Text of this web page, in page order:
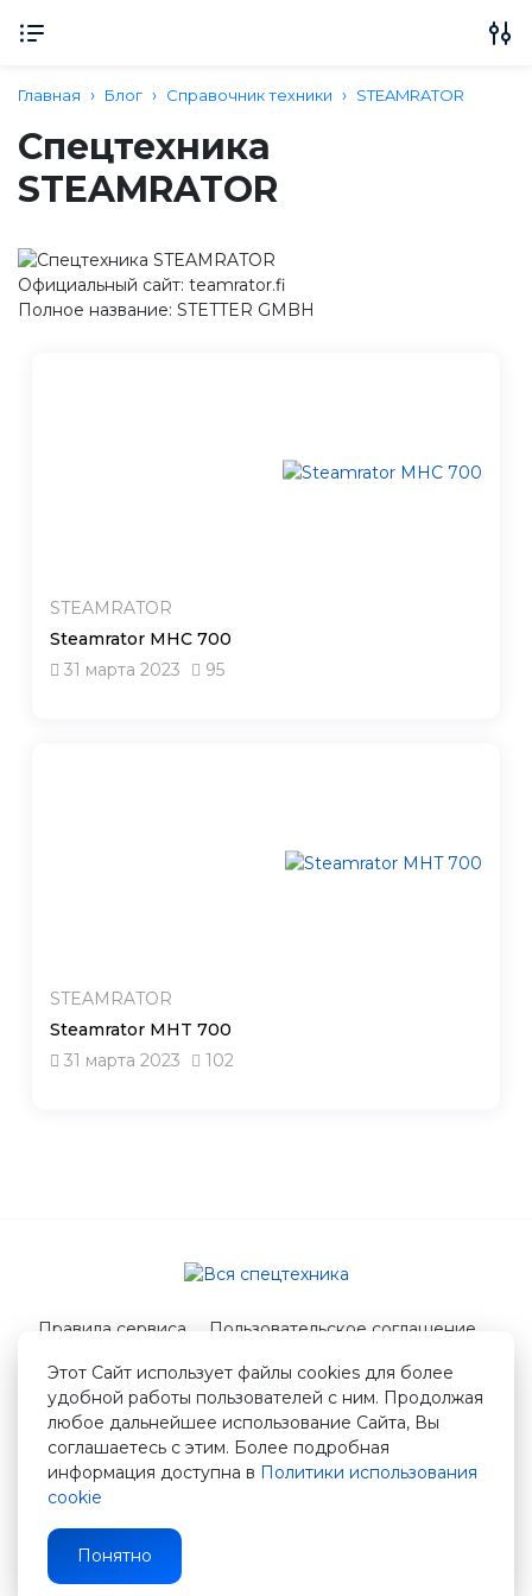
Главная Блог Справочник техники STEAMRATOR
Спецтехника
STEAMRATOR
Официальный сайт: teamrator.fi
Полное название: STETTER GMBH
STEAMRATOR
Steamrator MHC 700
31 марта 2023
95
STEAMRATOR
Steamrator MHT 700
31 марта 2023
102
Этот Сайт использует файлы cookies для более
удобной работы пользователей с ним. Продолжая
любое дальнейшее использование Сайта, Вы
соглашаетесь с этим. Более подробная
информация доступна в Политики использования
cookie
Понятно
Правила сервиса
Пользовательское соглашение
© 2026 Вся спецтехника
info@vstshop.ru